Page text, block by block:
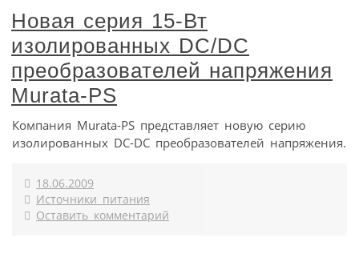
Новая серия 15-Вт
изолированных DC/DC
преобразователей напряжения
Murata-PS
Компания Murata-PS представляет новую серию
изолированных DC-DC преобразователей напряжения.
18.06.2009
Источники питания
Оставить комментарий